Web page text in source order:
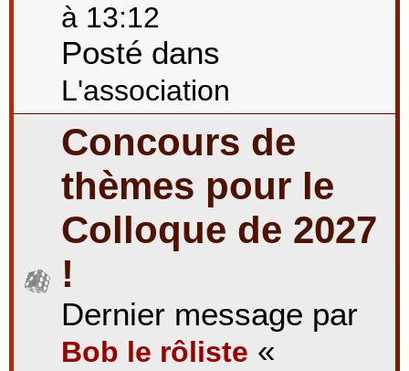
à 13:12
Posté dans
L'association
Concours de
thèmes pour le
Colloque de 2027
!
Dernier message par
Bob le rôliste «